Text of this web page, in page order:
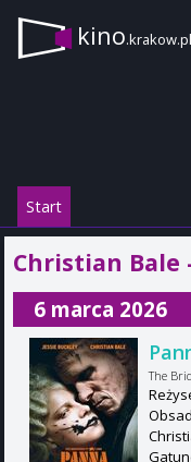
kino.krakow.pl
Start
Christian
6 marca 2026
The